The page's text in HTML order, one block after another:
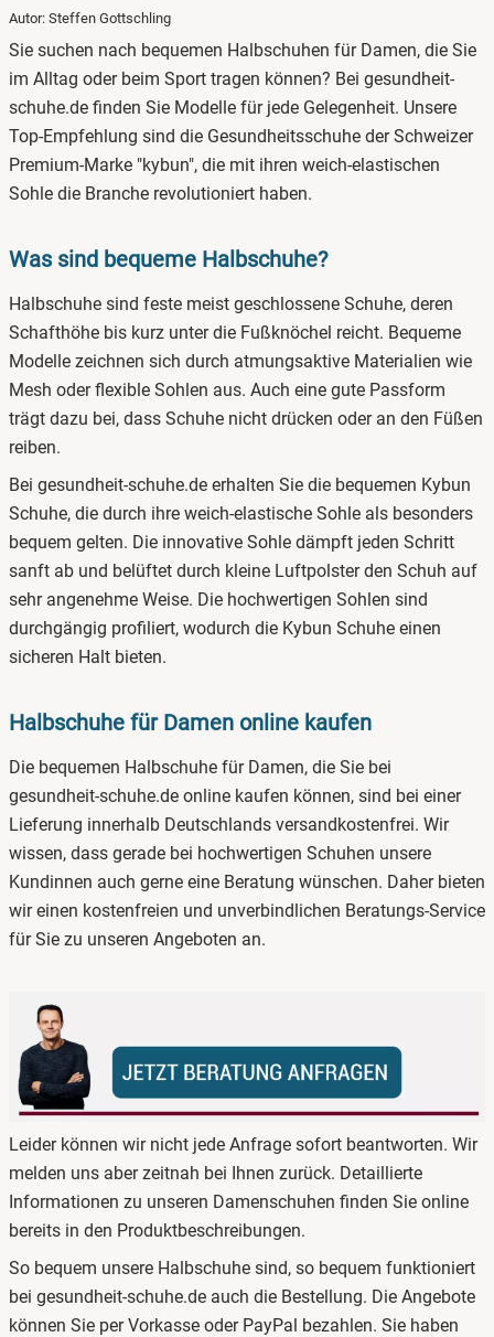
1. Was sind bequeme Halbschuhe?
2. Halbschuhe für Damen online kaufen
3. Halbschuhe für Sommer
4. Halbschuhe für den Winter
Autor: Steffen Gottschling
Sie suchen nach bequemen Halbschuhen für Damen, die Sie
im Alltag oder beim Sport tragen können? Bei gesundheit-
schuhe.de finden Sie Modelle für jede Gelegenheit. Unsere
Top-Empfehlung sind die Gesundheitsschuhe der Schweizer
Premium-Marke "kybun", die mit ihren weich-elastischen
Sohle die Branche revolutioniert haben.
Was sind bequeme Halbschuhe?
Halbschuhe sind feste meist geschlossene Schuhe, deren
Schafthöhe bis kurz unter die Fußknöchel reicht. Bequeme
Modelle zeichnen sich durch atmungsaktive Materialien wie
Mesh oder flexible Sohlen aus. Auch eine gute Passform
trägt dazu bei, dass Schuhe nicht drücken oder an den Füßen
reiben.
Bei gesundheit-schuhe.de erhalten Sie die bequemen Kybun
Schuhe, die durch ihre weich-elastische Sohle als besonders
bequem gelten. Die innovative Sohle dämpft jeden Schritt
sanft ab und belüftet durch kleine Luftpolster den Schuh auf
sehr angenehme Weise. Die hochwertigen Sohlen sind
durchgängig profiliert, wodurch die Kybun Schuhe einen
sicheren Halt bieten.
Halbschuhe für Damen online kaufen
Die bequemen Halbschuhe für Damen, die Sie bei
gesundheit-schuhe.de online kaufen können, sind bei einer
Lieferung innerhalb Deutschlands versandkostenfrei. Wir
wissen, dass gerade bei hochwertigen Schuhen unsere
Kundinnen auch gerne eine Beratung wünschen. Daher bieten
wir einen kostenfreien und unverbindlichen Beratungs-Service
für Sie zu unseren Angeboten an.
Leider können wir nicht jede Anfrage sofort beantworten. Wir
melden uns aber zeitnah bei Ihnen zurück. Detaillierte
Informationen zu unseren Damenschuhen finden Sie online
bereits in den Produktbeschreibungen.
So bequem unsere Halbschuhe sind, so bequem funktioniert
bei gesundheit-schuhe.de auch die Bestellung. Die Angebote
können Sie per Vorkasse oder PayPal bezahlen. Sie haben